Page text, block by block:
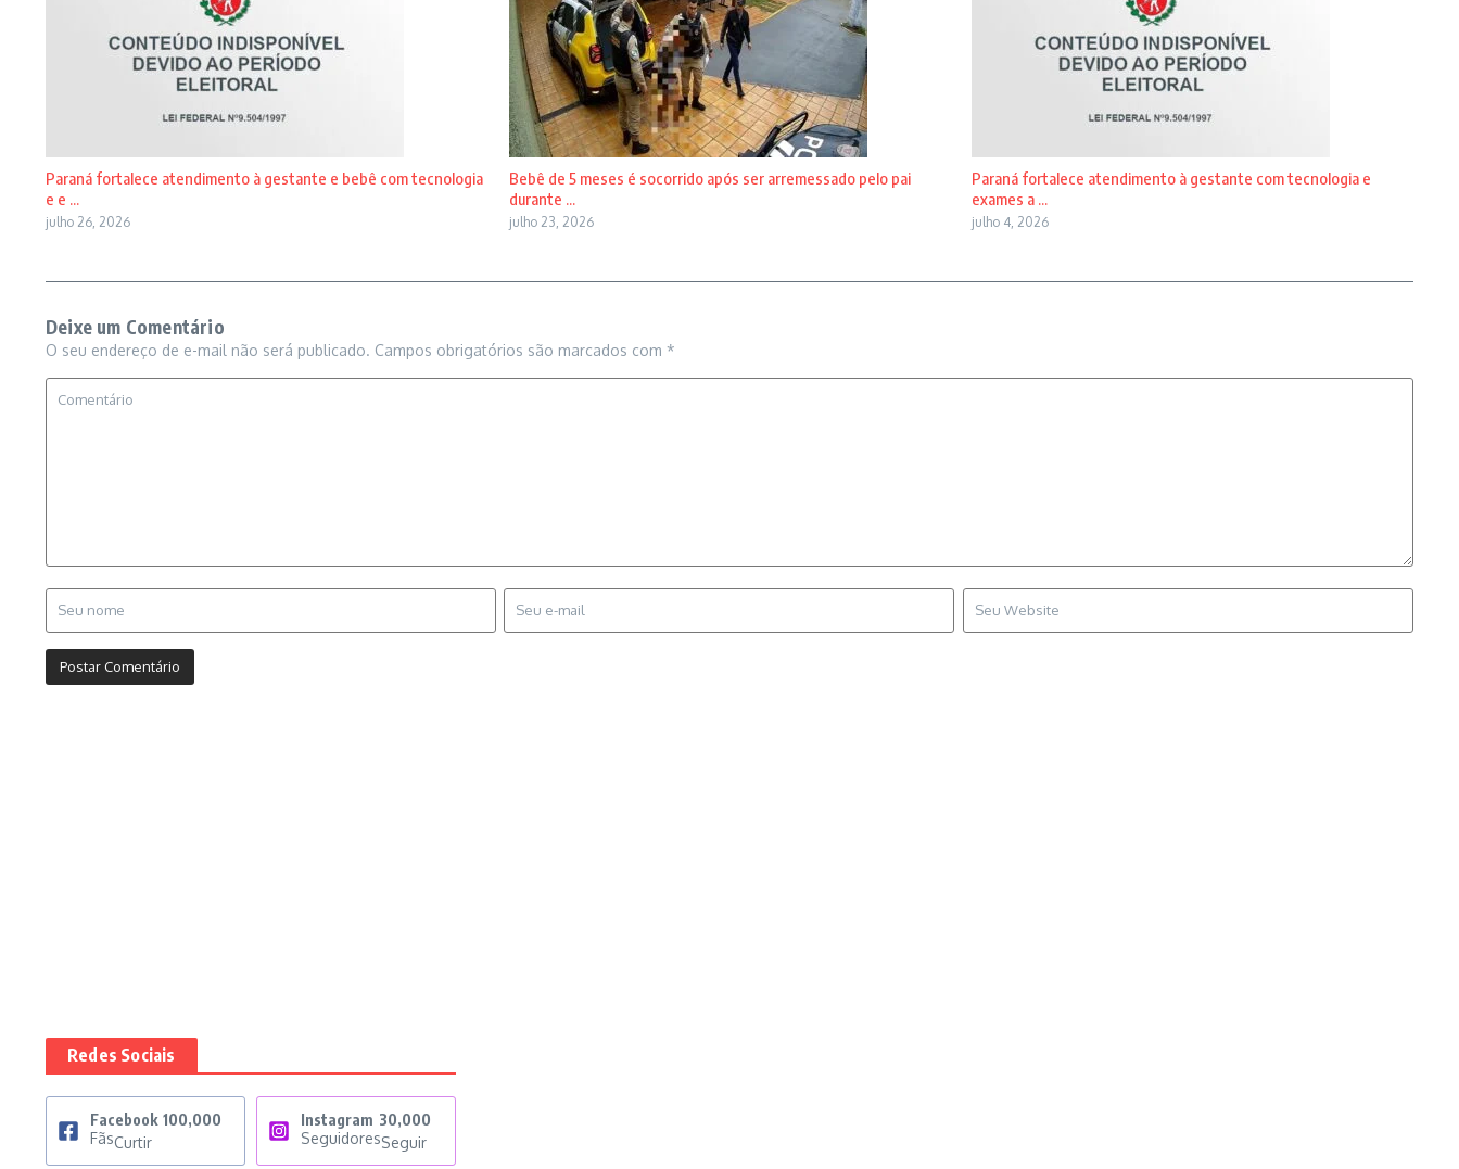
Paraná fortalece atendimento à gestante e bebê com tecnologia
e e ...
julho 26, 2026
Bebê de 5 meses é socorrido após ser arremessado pelo pai
durante ...
julho 23, 2026
Paraná fortalece atendimento à gestante com tecnologia e
exames a ...
julho 4, 2026
Deixe um Comentário
O seu endereço de e-mail não será publicado. Campos obrigatórios são marcados com *
Redes Sociais
Facebook 100,000
FãsCurtir
Instagram 30,000
SeguidoresSeguir